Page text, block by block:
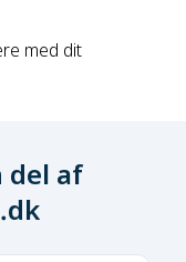
med dit
del af